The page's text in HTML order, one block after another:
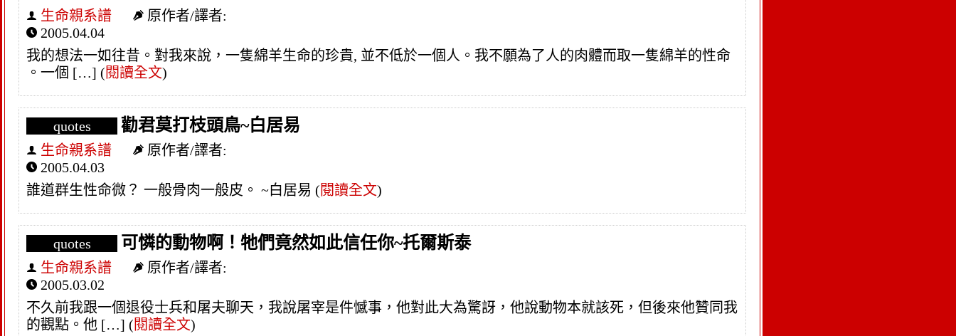
生命親系譜
原作者/譯者:
2005.04.04
我的想法一如往昔。對我來說，一隻綿羊生命的珍貴, 並不低於一個人。我不願為了人的肉體而取一隻綿羊的性命
。一個 […] (閱讀全文)
quotes 勸君莫打枝頭鳥~白居易
生命親系譜
原作者/譯者:
2005.04.03
誰道群生性命微？ 一般骨肉一般皮。 ~白居易 (閱讀全文)
quotes 可憐的動物啊！牠們竟然如此信任你~托爾斯泰
生命親系譜
原作者/譯者:
2005.03.02
不久前我跟一個退役士兵和屠夫聊天，我說屠宰是件憾事，他對此大為驚訝，他說動物本就該死，但後來他贊同我
的觀點。他 […] (閱讀全文)